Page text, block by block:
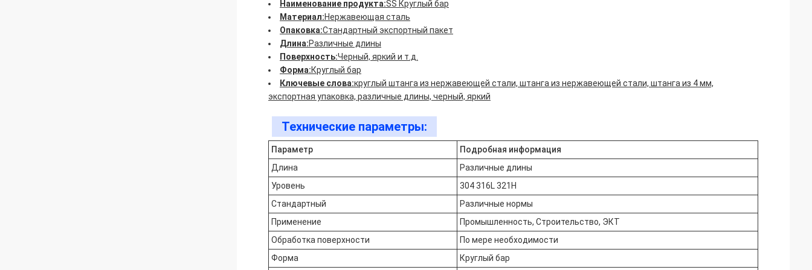
Наименование продукта:SS Круглый бар
Материал:Нержавеющая сталь
Опаковка:Стандартный экспортный пакет
Длина:Различные длины
Поверхность:Черный, яркий и т.д.
Форма:Круглый бар
Ключевые слова:круглый штанга из нержавеющей стали, штанга из нержавеющей стали, штанга из 4 мм,
экспортная упаковка, различные длины, черный, яркий
Технические параметры:
Параметр
Подробная информация
Длина
Различные длины
Уровень
304 316L 321H
Стандартный
Различные нормы
Применение
Промышленность, Строительство, ЭКТ
Обработка поверхности
По мере необходимости
Форма
Круглый бар